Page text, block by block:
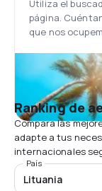
Utiliza el
página.
que nos
Ranking de
Compara las
adapte a tus
internacionales
País
Lituania